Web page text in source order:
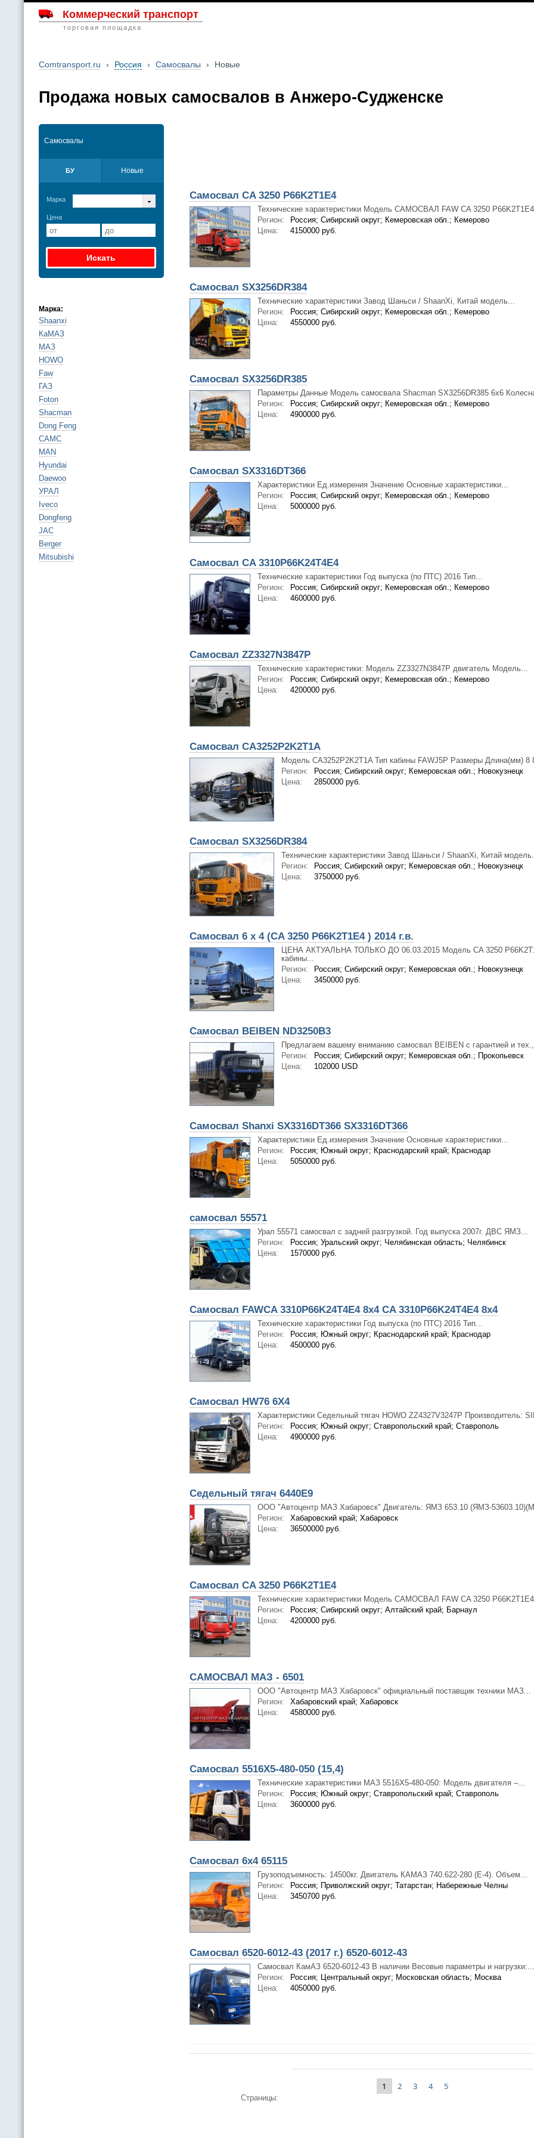
Коммерческий транспорт
торговая площадка
Comtransport.ru › Россия › Самосвалы › Новые
Продажа новых самосвалов в Анжеро-Судженске
Самосвалы
БУ Новые
Марка
Цена
Марка:
Shaanxi
КаМАЗ
МАЗ
HOWO
Faw
ГАЗ
Foton
Shacman
Dong Feng
CAMC
MAN
Hyundai
Daewoo
УРАЛ
Iveco
Dongfeng
JAC
Berger
Mitsubishi
Самосвал CA 3250 P66K2T1E4
Технические характеристики Модель САМОСВАЛ FAW CA 3250
Регион:
Россия; Сибирский округ; Кемеровская обл.; Кемерово
Цена:
4150000 руб.
Самосвал SX3256DR384
Технические характеристики Завод Шаньси / ShaanXi, Китай модель...
Регион:
Россия; Сибирский округ; Кемеровская обл.; Кемерово
Цена:
4550000 руб.
Самосвал SX3256DR385
Параметры Данные Модель самосвала Shacman SX3256DR385 6x6
Регион:
Россия; Сибирский округ; Кемеровская обл.; Кемерово
Цена:
4900000 руб.
Самосвал SX3316DТ366
Характеристики Ед.измерения Значение Основные характеристики...
Регион:
Россия; Сибирский округ; Кемеровская обл.; Кемерово
Цена:
5000000 руб.
Самосвал CA 3310P66K24T4E4
Технические характеристики Год выпуска (по ПТС) 2016 Тип...
Регион:
Россия; Сибирский округ; Кемеровская обл.; Кемерово
Цена:
4600000 руб.
Самосвал ZZ3327N3847P
Технические характеристики: Модель ZZ3327N3847P двигатель Модель...
Регион:
Россия; Сибирский округ; Кемеровская обл.; Кемерово
Цена:
4200000 руб.
Самосвал CA3252P2K2T1A
Модель CA3252P2K2T1A Тип кабины FAWJ5P Размеры Длина(мм)
Регион:
Россия; Сибирский округ; Кемеровская обл.; Новокузнецк
Цена:
2850000 руб.
Самосвал SX3256DR384
Технические характеристики Завод Шаньси / ShaanXi, Китай
Регион:
Россия; Сибирский округ; Кемеровская обл.; Новокузнецк
Цена:
3750000 руб.
Самосвал 6 х 4 (CA 3250 P66K2T1E4 ) 2014 г.в.
ЦЕНА АКТУАЛЬНА ТОЛЬКО ДО 06.03.2015 Модель CA 3250
кабины...
Регион:
Россия; Сибирский округ; Кемеровская обл.; Новокузнецк
Цена:
3450000 руб.
Самосвал BEIBEN ND3250B3
Предлагаем вашему вниманию самосвал BEIBEN с гарантией и
Регион:
Россия; Сибирский округ; Кемеровская обл.; Прокопьевск
Цена:
102000 USD
Самосвал Shanxi SX3316DТ366 SX3316DТ366
Характеристики Ед.измерения Значение Основные характеристики...
Регион:
Россия; Южный округ; Краснодарский край; Краснодар
Цена:
5050000 руб.
самосвал 55571
Урал 55571 самосвал с задней разгрузкой. Год выпуска 2007г. ДВС ЯМЗ...
Регион:
Россия; Уральский округ; Челябинская область; Челябинск
Цена:
1570000 руб.
Самосвал FAWCA 3310P66K24T4E4 8х4 CA 3310P66K24T4E4 8х4
Технические характеристики Год выпуска (по ПТС) 2016 Тип...
Регион:
Россия; Южный округ; Краснодарский край; Краснодар
Цена:
4500000 руб.
Самосвал HW76 6Х4
Характеристики Седельный тягач HOWO ZZ4327V3247P Производитель:
Регион:
Россия; Южный округ; Ставропольский край; Ставрополь
Цена:
4900000 руб.
Седельный тягач 6440E9
ООО "Автоцентр МАЗ Хабаровск" Двигатель: ЯМЗ 653.10 (ЯМЗ-
Регион:
Хабаровский край; Хабаровск
Цена:
36500000 руб.
Самосвал CA 3250 P66K2T1E4
Технические характеристики Модель САМОСВАЛ FAW CA 3250
Регион:
Россия; Сибирский округ; Алтайский край; Барнаул
Цена:
4200000 руб.
САМОСВАЛ МАЗ - 6501
ООО "Автоцентр МАЗ Хабаровск" официальный поставщик техники МАЗ...
Регион:
Хабаровский край; Хабаровск
Цена:
4580000 руб.
Самосвал 5516Х5-480-050 (15,4)
Технические характеристики МАЗ 5516Х5-480-050: Модель двигателя –...
Регион:
Россия; Южный округ; Ставропольский край; Ставрополь
Цена:
3600000 руб.
Самосвал 6х4 65115
Грузоподъемность: 14500кг. Двигатель КАМАЗ 740.622-280 (Е-4). Объем...
Регион:
Россия; Приволжский округ; Татарстан; Набережные Челны
Цена:
3450700 руб.
Самосвал 6520-6012-43 (2017 г.) 6520-6012-43
Самосвал КамАЗ 6520-6012-43 В наличии Весовые параметры и нагрузки:...
Регион:
Россия; Центральный округ; Московская область; Москва
Цена:
4050000 руб.
Страницы:
1 2 3 4 5